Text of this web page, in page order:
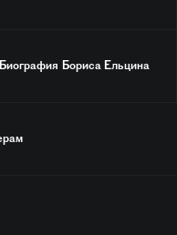
Биография Бориса Ельцина